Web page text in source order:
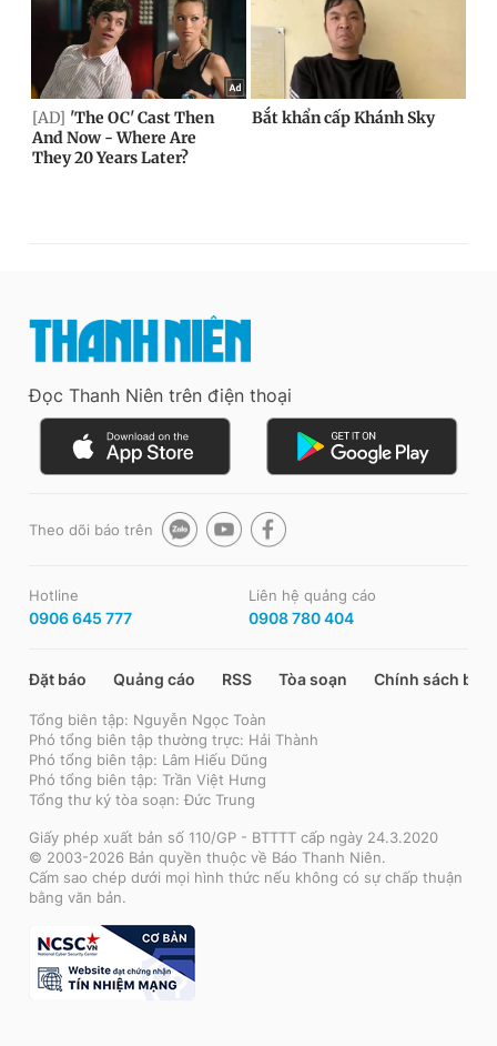
Đọc Thanh Niên trên điện thoại
Theo dõi báo trên
Hotline
0906 645 777
Liên hệ quảng cáo
0908 780 404
Đặt báo Quảng cáo RSS Tòa soạn Chính sách bảo
Tổng biên tập: Nguyễn Ngọc Toàn
Phó tổng biên tập thường trực: Hải Thành
Phó tổng biên tập: Lâm Hiếu Dũng
Phó tổng biên tập: Trần Việt Hưng
Tổng thư ký tòa soạn: Đức Trung
Giấy phép xuất bản số 110/GP - BTTTT cấp ngày 24.3.2020
© 2003-2026 Bản quyền thuộc về Báo Thanh Niên.
Cấm sao chép dưới mọi hình thức nếu không có sự chấp thuận
bằng văn bản.